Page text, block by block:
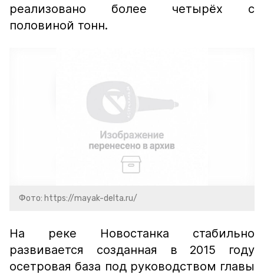
реализовано более четырёх с
половиной тонн.
Фото: https://mayak-delta.ru/
На реке Новостанка стабильно
развивается созданная в 2015 году
осетровая база под руководством главы